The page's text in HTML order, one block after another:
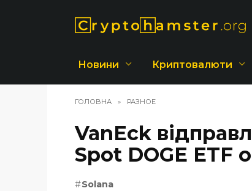
Новини Криптовалюти
ГОЛОВНА » РАЗНОЕ
VanEck
Spot DOGE ETF
Solana